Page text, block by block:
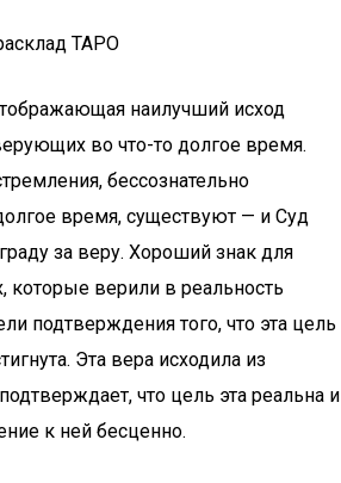
ТАРО
наилучший исход
во что-то долгое время.
бессознательно
время, существуют — и Суд
за веру. Хороший знак для
верили в реальность
подтверждения того, что эта цель
Эта вера исходила из
что цель эта реальна и
к ней бесценно.